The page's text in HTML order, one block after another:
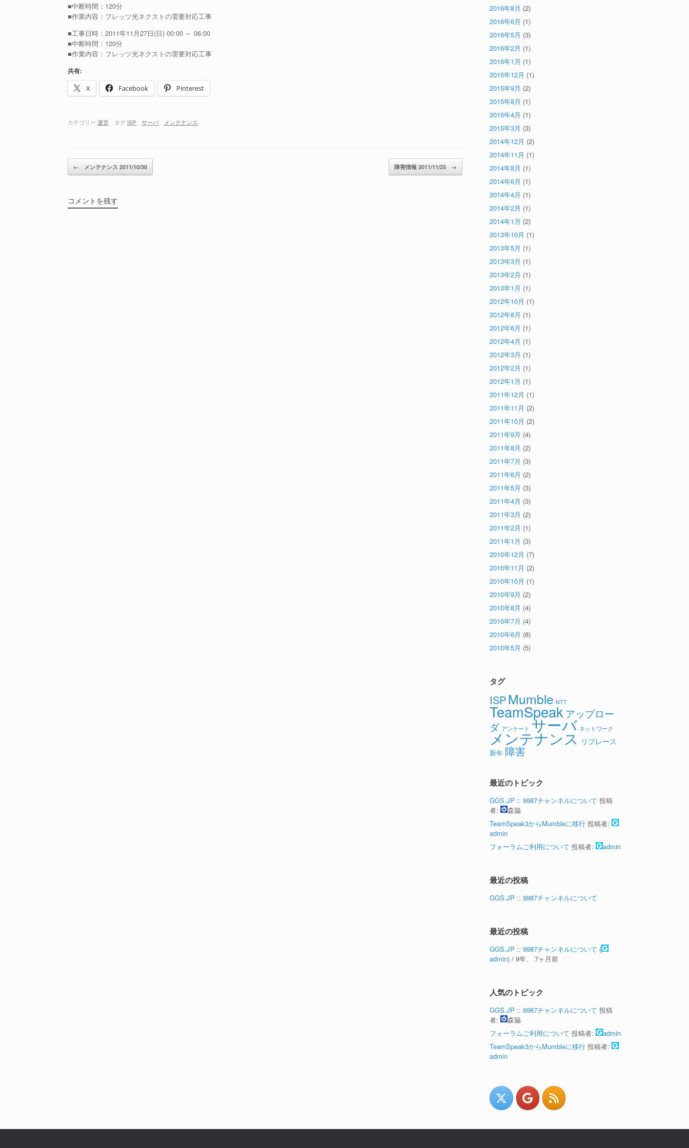
■中断時間：120分
■作業内容：フレッツ光ネクストの需要対応工事
■工事日時：2011年11月27日(日) 00:00 ～ 06:00
■中断時間：120分
■作業内容：フレッツ光ネクストの需要対応工事
共有:
X
Facebook Pinterest
カテゴリー 運営 タグ ISP サーバ メンテナンス
投稿ナビゲーション
← メンテナンス 2011/10/30 障害情報 2011/11/25 →
コメントを残す
2016年8月 (2)
2016年6月 (1)
2016年5月 (3)
2016年2月 (1)
2016年1月 (1)
2015年12月 (1)
2015年9月 (2)
2015年8月 (1)
2015年4月 (1)
2015年3月 (3)
2014年12月 (2)
2014年11月 (1)
2014年8月 (1)
2014年6月 (1)
2014年4月 (1)
2014年2月 (1)
2014年1月 (2)
2013年10月 (1)
2013年5月 (1)
2013年3月 (1)
2013年2月 (1)
2013年1月 (1)
2012年10月 (1)
2012年8月 (1)
2012年6月 (1)
2012年4月 (1)
2012年3月 (1)
2012年2月 (1)
2012年1月 (1)
2011年12月 (1)
2011年11月 (2)
2011年10月 (2)
2011年9月 (4)
2011年8月 (2)
2011年7月 (3)
2011年6月 (2)
2011年5月 (3)
2011年4月 (3)
2011年3月 (2)
2011年2月 (1)
2011年1月 (3)
2010年12月 (7)
2010年11月 (2)
2010年10月 (1)
2010年9月 (2)
2010年8月 (4)
2010年7月 (4)
2010年6月 (8)
2010年5月 (5)
タグ
ISPMumble NTT
TeamSpeak アップロー
ダ アンケート サーバ ネットワーク
メンテナンス リプレース
新年 障害
最近のトピック
GGS.JP :: 9987チャンネルについて 投稿
者:
森脇
TeamSpeak3からMumbleに移行 投稿者:
admin
フォーラムご利用について 投稿者: admin
最近の投稿
GGS.JP :: 9987チャンネルについて
最近の投稿
GGS.JP :: 9987チャンネルについて (
admin) /9年、 7ヶ月前
人気のトピック
GGS.JP :: 9987チャンネルについて 投稿
者:
森脇
フォーラムご利用について 投稿者:
admin
TeamSpeak3からMumbleに移行 投稿者:
admin